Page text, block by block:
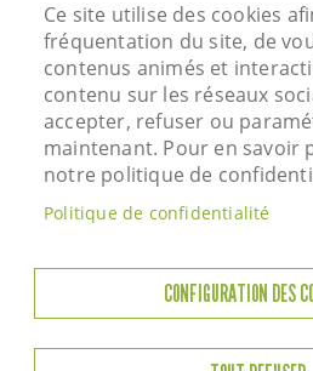
PAGE
Données personnelles
Cookies
Contact
S'identifier
Hôtel de Ville - Rue Vieille
Courdimanche - Tél.
Horaires
Mardi : 8h45-12h00
Ce site utilise des cookies
fréquentation du site, de
contenus animés et
contenu sur les réseaux
accepter, refuser ou
maintenant. Pour en savoir
notre politique de
Politique de confidentialité
CONFIGURATION DES